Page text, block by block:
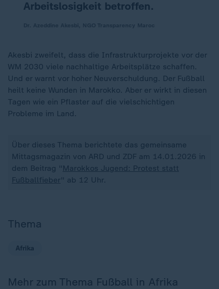
Arbeitslosigkeit betroffen.
Akesbi zweifelt, dass die Infrastrukturprojekte vor der
WM 2030 viele nachhaltige Arbeitsplätze schaffen.
Und er warnt vor hoher Neuverschuldung. Der Fußball
heilt keine Wunden in Marokko. Aber er wirkt in diesen
Tagen wie ein Pflaster auf die vielschichtigen
Probleme im Land.
Über dieses Thema berichtete das gemeinsame
Mittagsmagazin von ARD und ZDF am 14.01.2026 in
dem Beitrag " Marokkos Jugend: Protest statt
Fußballfieber" ab 12 Uhr.
Thema
Afrika
Mehr zum Thema Fußball in Afrika